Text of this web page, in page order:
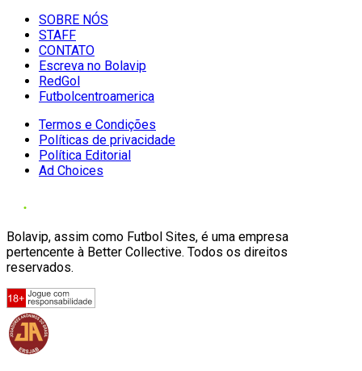
SOBRE NÓS
STAFF
CONTATO
Escreva no Bolavip
RedGol
Futbolcentroamerica
Termos e Condições
Políticas de privacidade
Política Editorial
Ad Choices
Bolavip, assim como Futbol Sites, é uma empresa
pertencente à Better Collective. Todos os direitos
reservados.